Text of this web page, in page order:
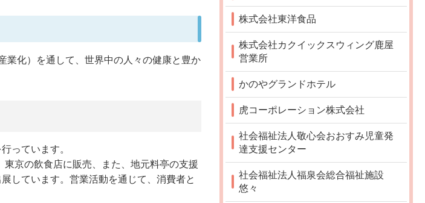
業化）を通して、世界中の人々の健康と豊か
っています。
京の飲食店に販売、また、地元料亭の支援
しています。営業活動を通じて、消費者と
株式会社東洋食品
株式会社カクイックスウィング鹿屋
営業所
かのやグランドホテル
虎コーポレーション株式会社
社会福祉法人敬心会おおすみ児童発
達支援センター
社会福祉法人福泉会総合福祉施設
悠々